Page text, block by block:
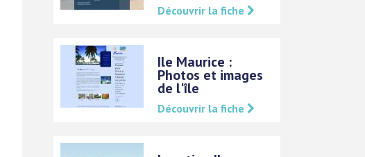
Découvrir la fiche
Ile Maurice :
Photos et images
de l'île
Découvrir la fiche